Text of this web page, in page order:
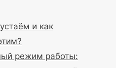
и как
режим работы: